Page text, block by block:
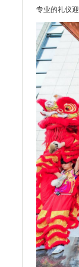
专业的礼仪